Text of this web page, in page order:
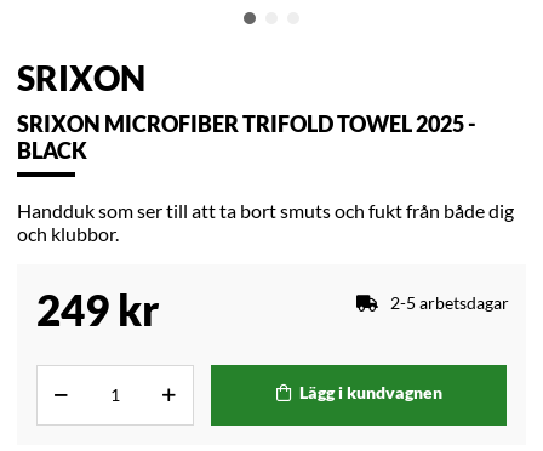
SRIXON
SRIXON MICROFIBER TRIFOLD TOWEL 2025 -
BLACK
Handduk som ser till att ta bort smuts och fukt från både dig
och klubbor.
249 kr 2-5 arbetsdagar
Lägg i kundvagnen